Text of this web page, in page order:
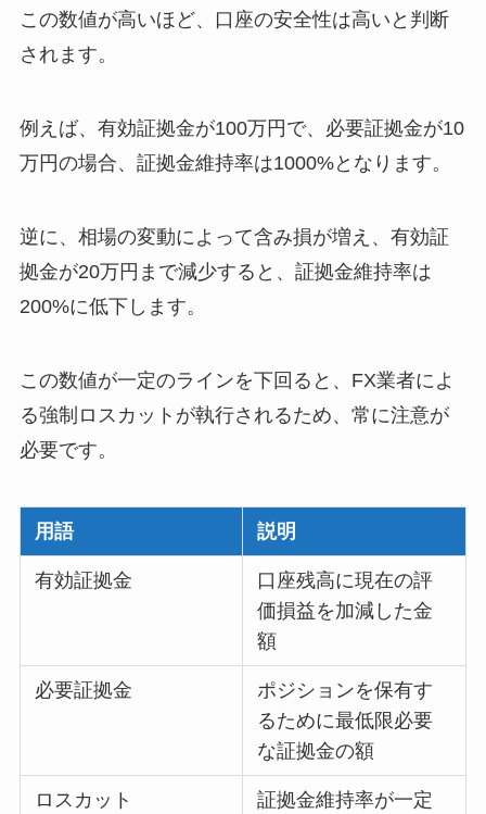
この数値が高いほど、口座の安全性は高いと判断
されます。
例えば、有効証拠金が100万円で、必要証拠金が10
万円の場合、証拠金維持率は1000%となります。
逆に、相場の変動によって含み損が増え、有効証
拠金が20万円まで減少すると、証拠金維持率は
200%に低下します。
この数値が一定のラインを下回ると、FX業者によ
る強制ロスカットが執行されるため、常に注意が
必要です。
用語 説明
有効証拠金
口座残高に現在の評
価損益を加減した金
額
必要証拠金
ポジションを保有す
るために最低限必要
な証拠金の額
ロスカット
証拠金維持率が一定